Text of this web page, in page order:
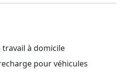
travail à domicile
pour véhicules